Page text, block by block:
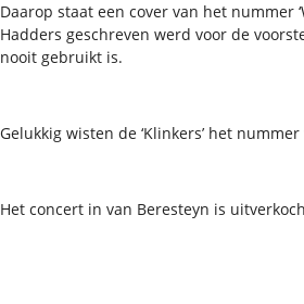
Daarop staat een cover van het nummer
Hadders geschreven werd voor de
nooit gebruikt is.
Gelukkig wisten de ‘Klinkers’ het
Het concert in van Beresteyn is